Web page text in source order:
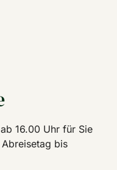
16.00 Uhr für Sie
bis